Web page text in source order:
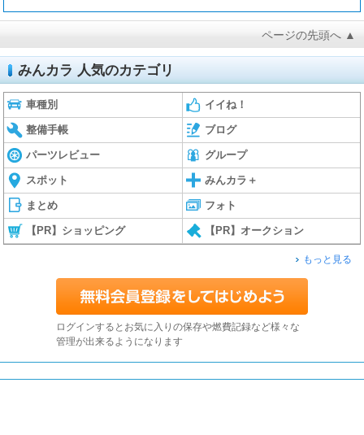
ページの先頭へ ▲
みんカラ 人気のカテゴリ
車種別 イイね！
整備手帳 ブログ
パーツレビュー グループ
スポット みんカラ＋
まとめ フォト
【PR】ショッピング 【PR】オークション
もっと見る
ログインするとお気に入りの保存や燃費記録など様々な
管理が出来るようになります